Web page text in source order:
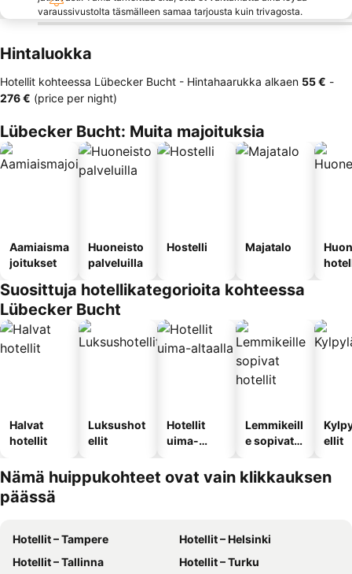
varaussivustolta täsmälleen samaa tarjousta kuin trivagosta.
Hintaluokka
Hotellit kohteessa Lübecker Bucht - Hintahaarukka alkaen ‎55 € -
‎276 € (price per night)
Lübecker Bucht: Muita majoituksia
Aamiaisma
joitukset
Huoneisto
palveluilla
Hostelli Majatalo
Suosittuja hotellikategorioita kohteessa
Lübecker Bucht
Halvat
hotellit
Luksushot
ellit
Hotellit
uima-
Lemmikeill
e sopivat
ellit
Nämä huippukohteet ovat vain klikkauksen
päässä
Hotellit – Tampere
Hotellit – Helsinki
Hotellit – Tallinna
Hotellit – Turku